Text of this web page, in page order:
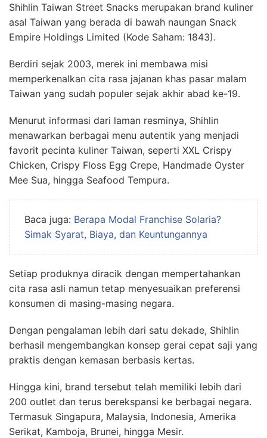
Shihlin Taiwan Street Snacks merupakan brand kuliner
asal Taiwan yang berada di bawah naungan Snack
Empire Holdings Limited (Kode Saham: 1843).
Berdiri sejak 2003, merek ini membawa misi
memperkenalkan cita rasa jajanan khas pasar malam
Taiwan yang sudah populer sejak akhir abad ke-19.
Menurut informasi dari laman resminya, Shihlin
menawarkan berbagai menu autentik yang menjadi
favorit pecinta kuliner Taiwan, seperti XXL Crispy
Chicken, Crispy Floss Egg Crepe, Handmade Oyster
Mee Sua, hingga Seafood Tempura.
Baca juga: Berapa Modal Franchise Solaria?
Simak Syarat, Biaya, dan Keuntungannya
Setiap produknya diracik dengan mempertahankan
cita rasa asli namun tetap menyesuaikan preferensi
konsumen di masing-masing negara.
Dengan pengalaman lebih dari satu dekade, Shihlin
berhasil mengembangkan konsep gerai cepat saji yang
praktis dengan kemasan berbasis kertas.
Hingga kini, brand tersebut telah memiliki lebih dari
200 outlet dan terus berekspansi ke berbagai negara.
Termasuk Singapura, Malaysia, Indonesia, Amerika
Serikat, Kamboja, Brunei, hingga Mesir.